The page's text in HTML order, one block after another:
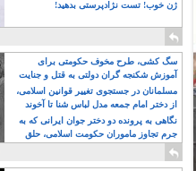
ژن خوب! تست نژادپرستی بدهید!
سگ کشی، طرح مخوف حکومتی برای
آموزش شکنجه گران دولتی به قتل و جنایت
بیشتر
مسلمانان در جستجوی تغییر قوانین اسلامی،
از دختر امام جمعه مدل لباس شنا تا آخوند
مسلمان همجنسگرا!
نگاهی به پرونده دو دختر جوان ایرانی که به
جرم تجاوز ماموران حکومت اسلامی، حلق
آویز شدند!